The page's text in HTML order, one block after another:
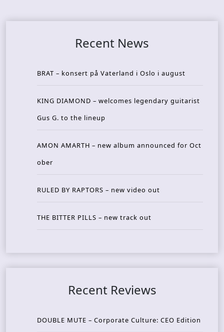
Recent News
BRAT – konsert på Vaterland i Oslo i august
KING DIAMOND – welcomes legendary guitarist
Gus G. to the lineup
AMON AMARTH – new album announced for Oct
ober
RULED BY RAPTORS – new video out
THE BITTER PILLS – new track out
Recent Reviews
DOUBLE MUTE – Corporate Culture: CEO Edition